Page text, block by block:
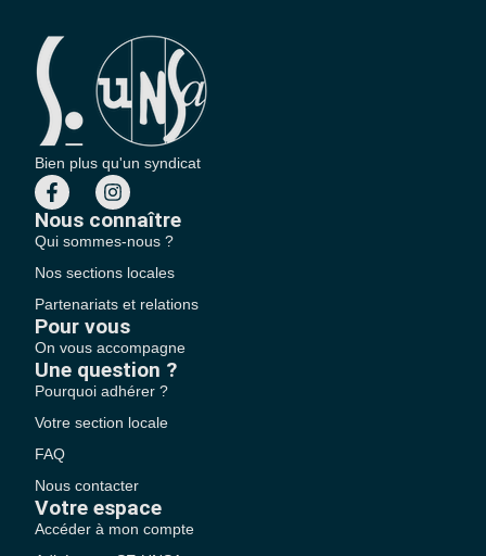
Bien plus qu'un syndicat
Nous connaître
Qui sommes-nous ?
Nos sections locales
Partenariats et relations
Pour vous
On vous accompagne
Une question ?
Pourquoi adhérer ?
Votre section locale
FAQ
Nous contacter
Votre espace
Accéder à mon compte